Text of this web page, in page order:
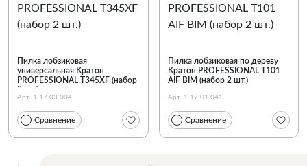
Пилка лобзиковая
универсальная Кратон
PROFESSIONAL T345XF (набор
2 шт.)
Арт. 1 17 03 004
Сравнение
Пилка лобзиковая по дереву
Кратон PROFESSIONAL T101
AIF BIM (набор 2 шт.)
Арт. 1 17 01 041
Сравнение